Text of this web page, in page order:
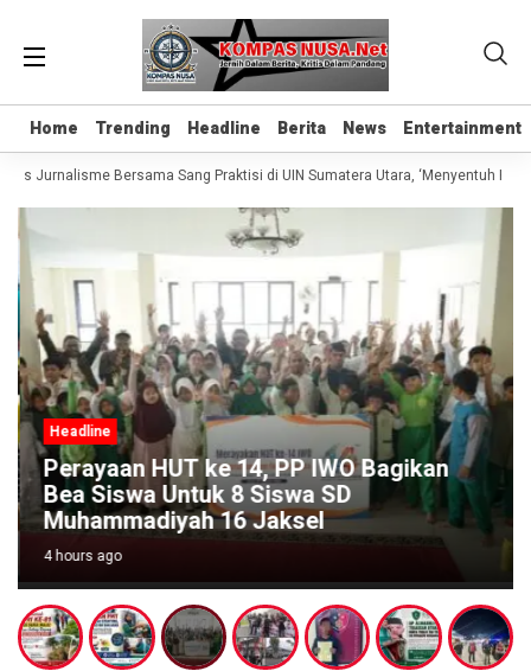
Home Trending Headline Berita News Entertainment
Home Trending Headline Berita News Entertainment
Jurnalisme Bersama Sang Praktisi di UIN Sumatera Utara, ‘Menyentuh Hati
Headline
Perayaan HUT ke 14, PP IWO Bagikan
Bea Siswa Untuk 8 Siswa SD
Muhammadiyah 16 Jaksel
4 hours ago